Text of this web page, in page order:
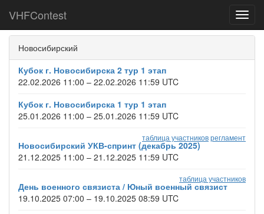
VHFContest
Новосибирский
Кубок г. Новосибирска 2 тур 1 этап
22.02.2026 11:00 – 22.02.2026 11:59 UTC
Кубок г. Новосибирска 1 тур 1 этап
25.01.2026 11:00 – 25.01.2026 11:59 UTC
таблица участниковрегламент
Новосибирский УКВ-спринт (декабрь 2025)
21.12.2025 11:00 – 21.12.2025 11:59 UTC
таблица участников
День военного связиста / Юный военный связист
19.10.2025 07:00 – 19.10.2025 08:59 UTC